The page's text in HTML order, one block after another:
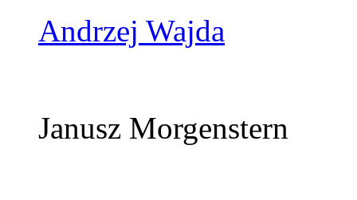
Andrzej Wajda
Janusz Morgenstern